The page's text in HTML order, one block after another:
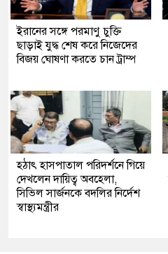
ইরানের সঙ্গে পরমাণু চুক্তি
ছাড়াই যুদ্ধ শেষ করে নিজেদের
বিজয় ঘোষণা করতে চান ট্রাম্প
হঠাৎ হাসপাতাল পরিদর্শনে গিয়ে
দেখলেন দায়িত্ব অবহেলা,
সিভিল সার্জনকে বদলির নির্দেশ
স্বাস্থ্যমন্ত্রীর